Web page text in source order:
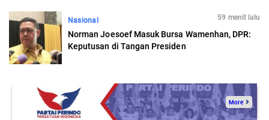
Nasional 59 menit lalu
Norman Joesoef Masuk Bursa Wamenhan, DPR:
Keputusan di Tangan Presiden